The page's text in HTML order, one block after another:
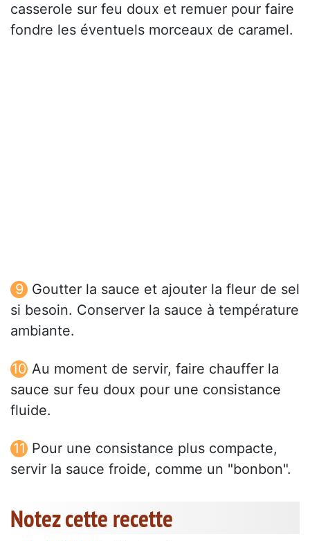
casserole sur feu doux et remuer pour faire
fondre les éventuels morceaux de caramel.
Goutter la sauce et ajouter la fleur de sel
si besoin. Conserver la sauce à température
ambiante.
Au moment de servir, faire chauffer la
sauce sur feu doux pour une consistance
fluide.
Pour une consistance plus compacte,
servir la sauce froide, comme un "bonbon".
Notez cette recette